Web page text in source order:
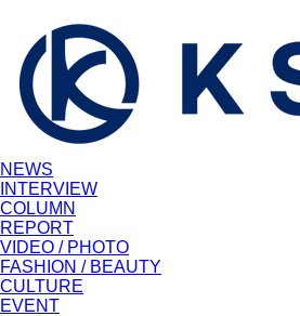
NEWS
INTERVIEW
COLUMN
REPORT
VIDEO / PHOTO
FASHION / BEAUTY
CULTURE
EVENT